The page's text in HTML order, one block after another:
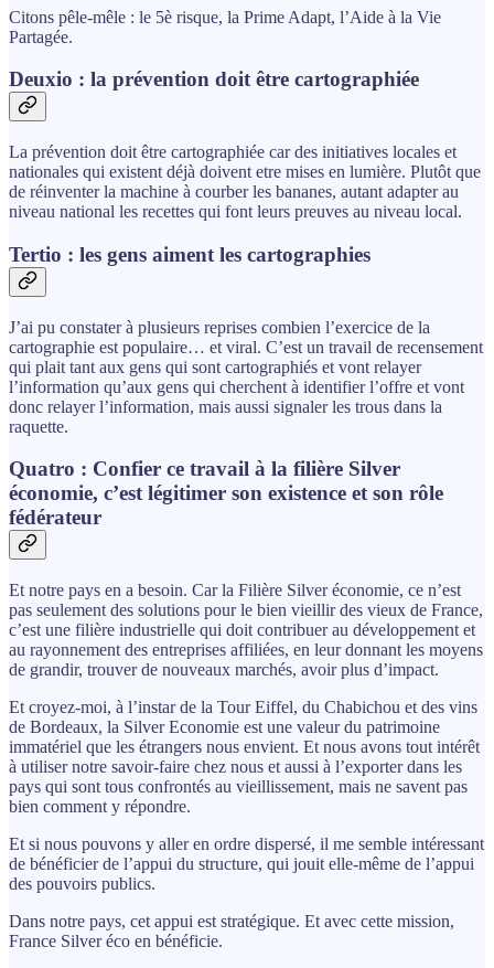
Citons pêle-mêle : le 5è risque, la Prime Adapt, l’Aide à la Vie
Partagée.
Deuxio : la prévention doit être cartographiée
La prévention doit être cartographiée car des initiatives locales et
nationales qui existent déjà doivent etre mises en lumière. Plutôt que
de réinventer la machine à courber les bananes, autant adapter au
niveau national les recettes qui font leurs preuves au niveau local.
Tertio : les gens aiment les cartographies
J’ai pu constater à plusieurs reprises combien l’exercice de la
cartographie est populaire… et viral. C’est un travail de recensement
qui plait tant aux gens qui sont cartographiés et vont relayer
l’information qu’aux gens qui cherchent à identifier l’offre et vont
donc relayer l’information, mais aussi signaler les trous dans la
raquette.
Quatro : Confier ce travail à la filière Silver
économie, c’est légitimer son existence et son rôle
fédérateur
Et notre pays en a besoin. Car la Filière Silver économie, ce n’est
pas seulement des solutions pour le bien vieillir des vieux de France,
c’est une filière industrielle qui doit contribuer au développement et
au rayonnement des entreprises affiliées, en leur donnant les moyens
de grandir, trouver de nouveaux marchés, avoir plus d’impact.
Et croyez-moi, à l’instar de la Tour Eiffel, du Chabichou et des vins
de Bordeaux, la Silver Economie est une valeur du patrimoine
immatériel que les étrangers nous envient. Et nous avons tout intérêt
à utiliser notre savoir-faire chez nous et aussi à l’exporter dans les
pays qui sont tous confrontés au vieillissement, mais ne savent pas
bien comment y répondre.
Et si nous pouvons y aller en ordre dispersé, il me semble intéressant
de bénéficier de l’appui du structure, qui jouit elle-même de l’appui
des pouvoirs publics.
Dans notre pays, cet appui est stratégique. Et avec cette mission,
France Silver éco en bénéficie.